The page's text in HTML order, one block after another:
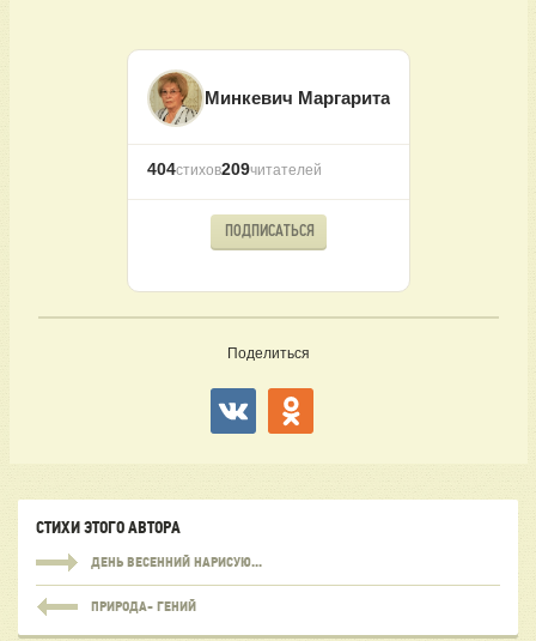
Минкевич Маргарита
404стихов209читателей
ПОДПИСАТЬСЯ
Поделиться
СТИХИ ЭТОГО АВТОРА
ДЕНЬ ВЕСЕННИЙ НАРИСУЮ...
ПРИРОДА- ГЕНИЙ